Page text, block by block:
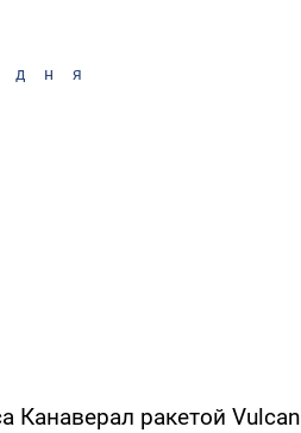
дня
Канаверал ракетой Vulcan